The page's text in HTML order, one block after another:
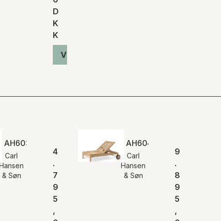
D
K
K
Vis produkt
AH603 | Outdoor Dækstol
Carl
& Søn
4
.
7
9
5
,
AH604 | Outdoor
Carl
Hansen
& Søn
9
.
8
9
5
,